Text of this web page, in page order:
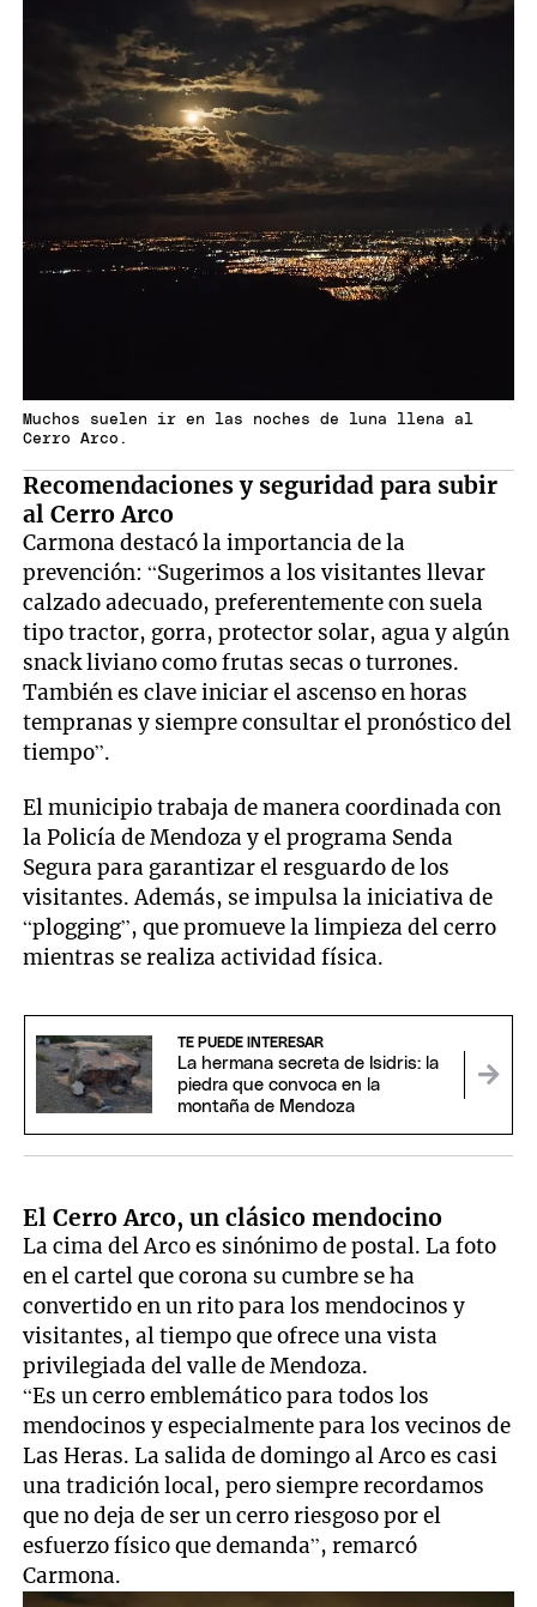
Muchos suelen ir en las noches de luna llena al
Cerro Arco.
Recomendaciones y seguridad para subir
al Cerro Arco
Carmona destacó la importancia de la
prevención: “Sugerimos a los visitantes llevar
calzado adecuado, preferentemente con suela
tipo tractor, gorra, protector solar, agua y algún
snack liviano como frutas secas o turrones.
También es clave iniciar el ascenso en horas
tempranas y siempre consultar el pronóstico del
tiempo”.
El municipio trabaja de manera coordinada con
la Policía de Mendoza y el programa Senda
Segura para garantizar el resguardo de los
visitantes. Además, se impulsa la iniciativa de
“plogging”, que promueve la limpieza del cerro
mientras se realiza actividad física.
TE PUEDE INTERESAR
La hermana secreta de Isidris: la
piedra que convoca en la
montaña de Mendoza
El Cerro Arco, un clásico mendocino
La cima del Arco es sinónimo de postal. La foto
en el cartel que corona su cumbre se ha
convertido en un rito para los mendocinos y
visitantes, al tiempo que ofrece una vista
privilegiada del valle de Mendoza.
“Es un cerro emblemático para todos los
mendocinos y especialmente para los vecinos de
Las Heras. La salida de domingo al Arco es casi
una tradición local, pero siempre recordamos
que no deja de ser un cerro riesgoso por el
esfuerzo físico que demanda”, remarcó
Carmona.